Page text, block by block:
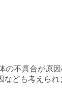
の不具合が原
なども考えられ